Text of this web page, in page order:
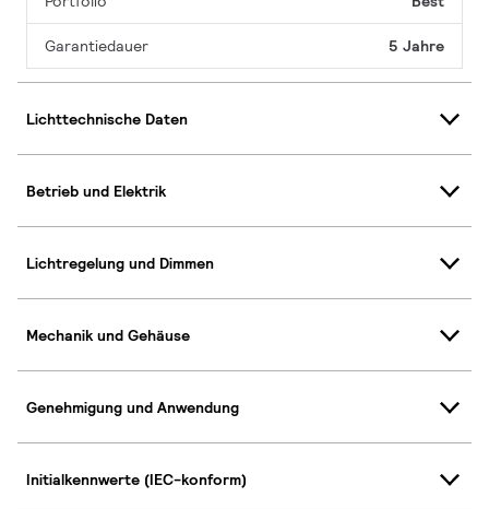
Garantiedauer 5 Jahre
Lichttechnische Daten
Betrieb und Elektrik
Lichtregelung und Dimmen
Mechanik und Gehäuse
Genehmigung und Anwendung
Initialkennwerte (IEC-konform)